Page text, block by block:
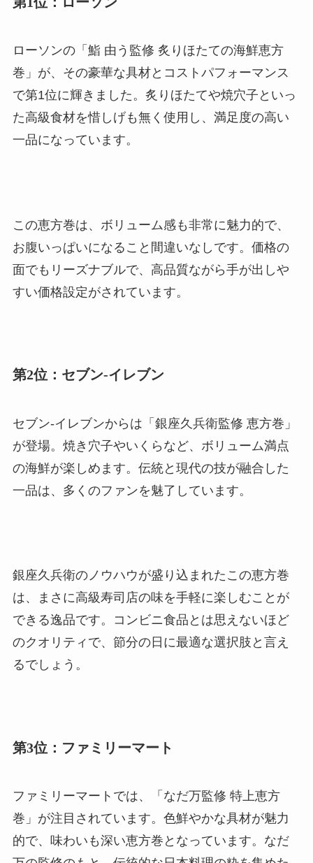
ローソンの「鮨 由う監修 炙りほたての海鮮恵方
巻」が、その豪華な具材とコストパフォーマンス
で第1位に輝きました。炙りほたてや焼穴子といっ
た高級食材を惜しげも無く使用し、満足度の高い
一品になっています。
この恵方巻は、ボリューム感も非常に魅力的で、
お腹いっぱいになること間違いなしです。価格の
面でもリーズナブルで、高品質ながら手が出しや
すい価格設定がされています。
第2位：セブン-イレブン
セブン-イレブンからは「銀座久兵衛監修 恵方巻」
が登場。焼き穴子やいくらなど、ボリューム満点
の海鮮が楽しめます。伝統と現代の技が融合した
一品は、多くのファンを魅了しています。
銀座久兵衛のノウハウが盛り込まれたこの恵方巻
は、まさに高級寿司店の味を手軽に楽しむことが
できる逸品です。コンビニ食品とは思えないほど
のクオリティで、節分の日に最適な選択肢と言え
るでしょう。
第3位：ファミリーマート
ファミリーマートでは、「なだ万監修 特上恵方
巻」が注目されています。色鮮やかな具材が魅力
的で、味わいも深い恵方巻となっています。なだ